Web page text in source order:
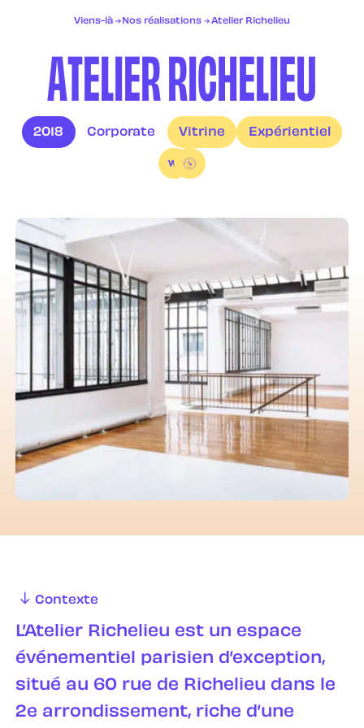
Contact
EN
Viens-là Nos réalisations Atelier Richelieu
ATELIERRICHELIEU
2018 Corporate Vitrine Expérientiel
Contexte
L’Atelier Richelieu est un espace
événementiel parisien d’exception,
situé au 60 rue de Richelieu dans le
2e arrondissement, riche d’une
VL spam explorer
Permettez
nous de gouter
vos cookies bien
chauds
En savoir plus
SEULEMENT LES ESSENTIELS